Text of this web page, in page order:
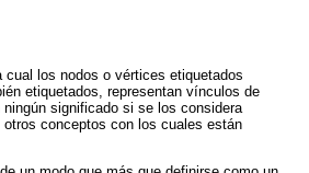
cual los nodos o vértices etiquetados
etiquetados, representan vínculos de
significado si se los considera
conceptos con los cuales están